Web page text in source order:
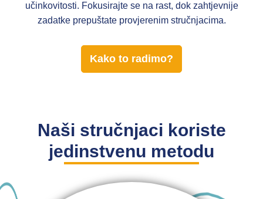
učinkovitosti. Fokusirajte se na rast, dok zahtjevnije
zadatke prepuštate provjerenim stručnjacima.
Kako to radimo?
Naši stručnjaci koriste
jedinstvenu metodu